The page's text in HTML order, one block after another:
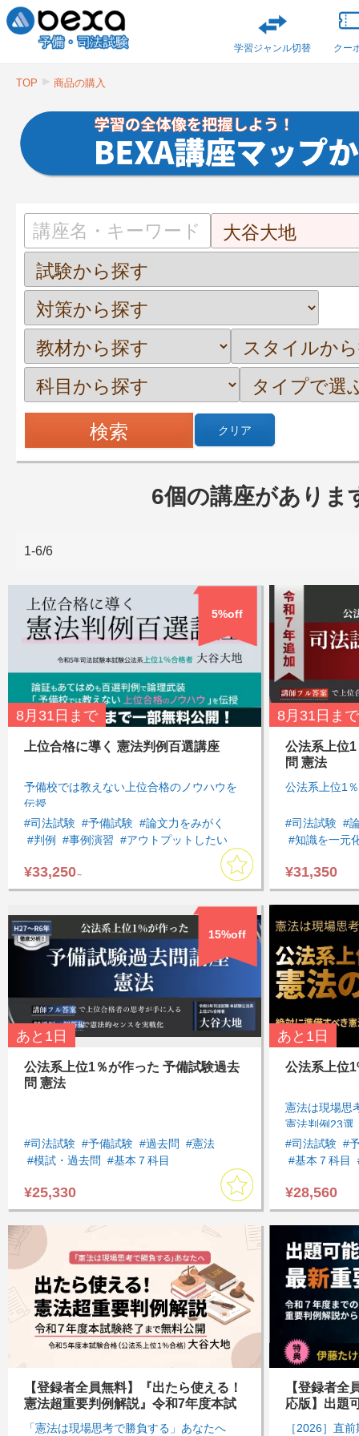
学習ジャンル切替 クー
TOP 商品の購入
クリア
6個の講座がありま
1-6/6
上位合格に導く 憲法判例百選講座
予備校では教えない上位合格のノウハウを
伝授
#司法試験 #予備試験 #論文力をみがく
#判例
#事例演習 #アウトプットしたい
#憲法
#論文対策
5%off
¥33,250 ～
8月31日 まで
公法系上位
問 憲法
公法系上位1
#司法試験 #
#知識を一元
#司法試験過
¥31,350
8月31日 まで
公法系上位1％が作った 予備試験過去
問 憲法
#司法試験 #予備試験 #過去問
#憲法
#模試・過去問
#基本７科目
15%off
¥25,330
あと 1日
公法系上位
憲法は現場思
憲法判例23選
小限の時間」
#司法試験 #
#基本７科目
¥28,560
あと 1日
【登録者全員無料】『出たら使える！
憲法超重要判例解説』令和7年度本試
験終了まで無料公開！
「憲法は現場思考で勝負する」あなたへ
【登録者全
応版】出題
［2026］直